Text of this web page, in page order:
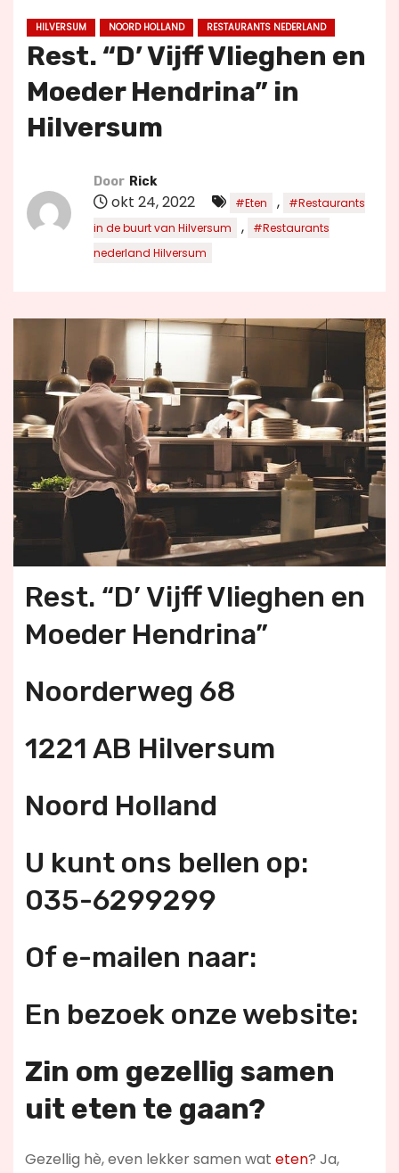
HILVERSUM NOORD HOLLAND RESTAURANTS NEDERLAND
Rest. “D’ Vijff Vlieghen en
Moeder Hendrina” in
Hilversum
Door Rick
okt 24, 2022 #Eten ,
#Restaurants
in de buurt van Hilversum
,
#Restaurants
nederland Hilversum
Rest. “D’ Vijff Vlieghen en
Moeder Hendrina”
Noorderweg 68
1221 AB Hilversum
Noord Holland
U kunt ons bellen op:
035-6299299
Of e-mailen naar:
En bezoek onze website:
Zin om gezellig samen
uit eten te gaan?
Gezellig hè, even lekker samen wat eten? Ja,